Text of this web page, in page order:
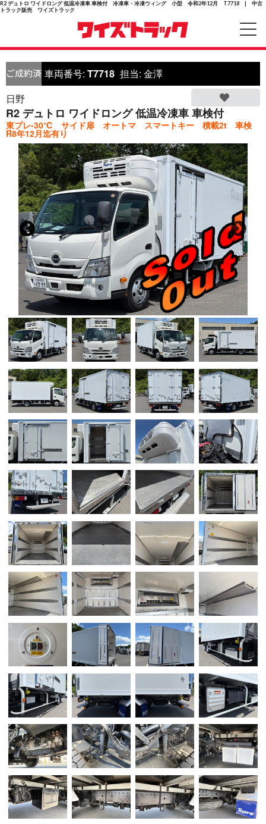
R2 デュトロ ワイドロング 低温冷凍車 車検付 冷凍車・冷凍ウィング 小型 令和2年12月 T7718 | 中古
トラック販売 ワイズトラック
車両番号: T7718 担当: 金澤
日野
R2 デュトロ ワイドロング 低温冷凍車 車検付
東プレ-30℃ サイド扉 オートマ スマートキー 積載2t 車検
R8年12月迄有り